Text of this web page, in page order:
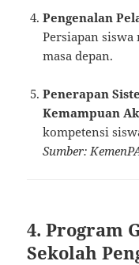
Pengenalan
Persiapan
masa depan.
Penerapan
Kemampuan
kompetensi
Sumber:
4. Program
Sekolah